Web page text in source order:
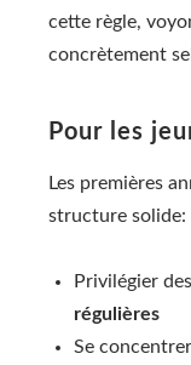
cette règle,
concrètement
Pour les
Les premières
structure solide:
Privilégier des
régulières
Se